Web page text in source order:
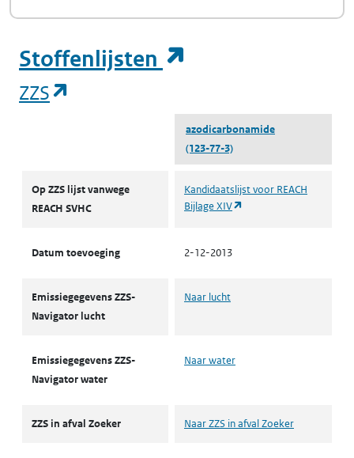
Stoffenlijsten
ZZS
azodicarbonamide
(123-77-3)
Op ZZS lijst vanwege
REACH SVHC
Kandidaatslijst voor REACH
Bijlage XIV
Datum toevoeging 2-12-2013
Emissiegegevens ZZS-
Navigator lucht
Naar lucht
Emissiegegevens ZZS-
Navigator water
Naar water
ZZS in afval Zoeker Naar ZZS in afval Zoeker